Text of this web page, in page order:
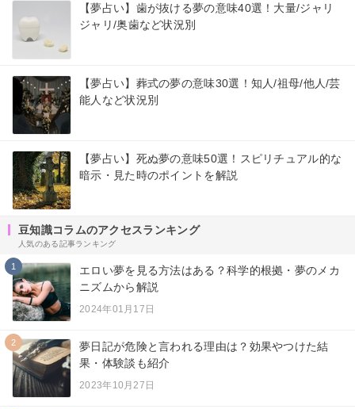
【夢占い】歯が抜ける夢の意味40選！大量/ジャリ
ジャリ/奥歯など状況別
【夢占い】葬式の夢の意味30選！知人/祖母/他人/芸
能人など状況別
【夢占い】死ぬ夢の意味50選！スピリチュアル的な
暗示・見た時のポイントを解説
豆知識コラムのアクセスランキング
人気のある記事ランキング
1
エロい夢を見る方法はある？科学的根拠・夢のメカ
ニズムから解説
2024年01月17日
2
夢日記が危険と言われる理由は？効果やつけた結
果・体験談も紹介
2023年10月27日